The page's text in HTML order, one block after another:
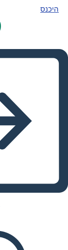
היכנס